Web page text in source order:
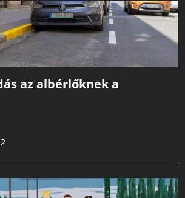
az albérlőknek a